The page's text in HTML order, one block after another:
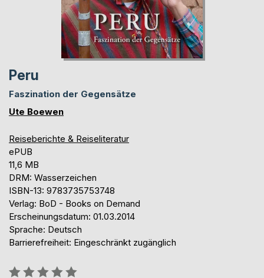
Peru
Faszination der Gegensätze
Ute Boewen
Reiseberichte & Reiseliteratur
ePUB
11,6 MB
DRM: Wasserzeichen
ISBN-13: 9783735753748
Verlag: BoD - Books on Demand
Erscheinungsdatum: 01.03.2014
Sprache: Deutsch
Barrierefreiheit: Eingeschränkt zugänglich
Bewertung::